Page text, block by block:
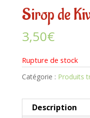
Sirop de
3,50€
Rupture de stock
Catégorie : Produits
Description